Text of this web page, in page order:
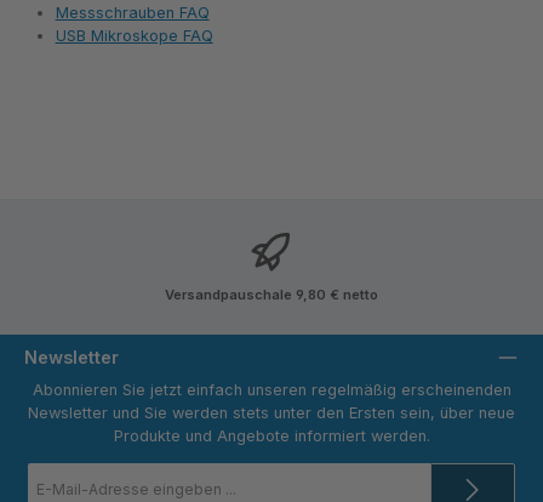
Messschrauben FAQ
USB Mikroskope FAQ
Versandpauschale 9,80 € netto
Newsletter
Abonnieren Sie jetzt einfach unseren regelmäßig erscheinenden
Newsletter und Sie werden stets unter den Ersten sein, über neue
Produkte und Angebote informiert werden.
Mail-